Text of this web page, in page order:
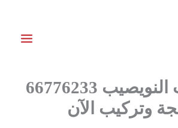
فني ستلايت النويصيب 66776233
وتركيب الآن